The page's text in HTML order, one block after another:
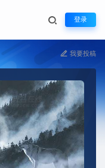
登录
我要投稿